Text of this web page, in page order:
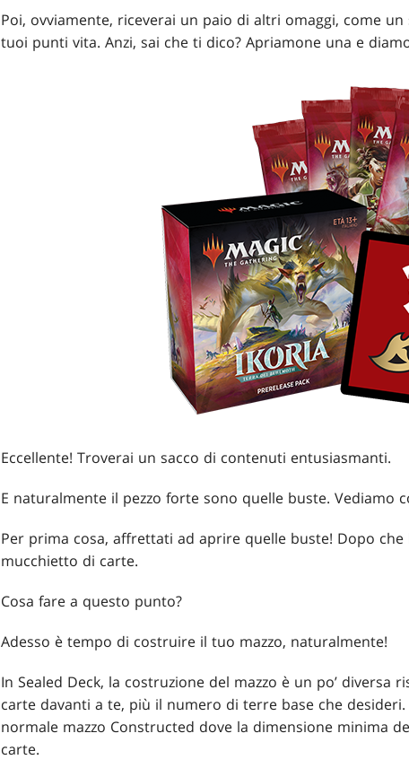
Poi, ovviamente, riceverai un paio di altri omaggi, come
tuoi punti vita. Anzi, sai che ti dico? Apriamone una e
Eccellente! Troverai un sacco di contenuti entusiasmanti.
E naturalmente il pezzo forte sono quelle buste. Vediamo
Per prima cosa, affrettati ad aprire quelle buste! Dopo
mucchietto di carte.
Cosa fare a questo punto?
Adesso è tempo di costruire il tuo mazzo, naturalmente!
In Sealed Deck, la costruzione del mazzo è un po’
carte davanti a te, più il numero di terre base che
normale mazzo Constructed dove la dimensione minima
carte.